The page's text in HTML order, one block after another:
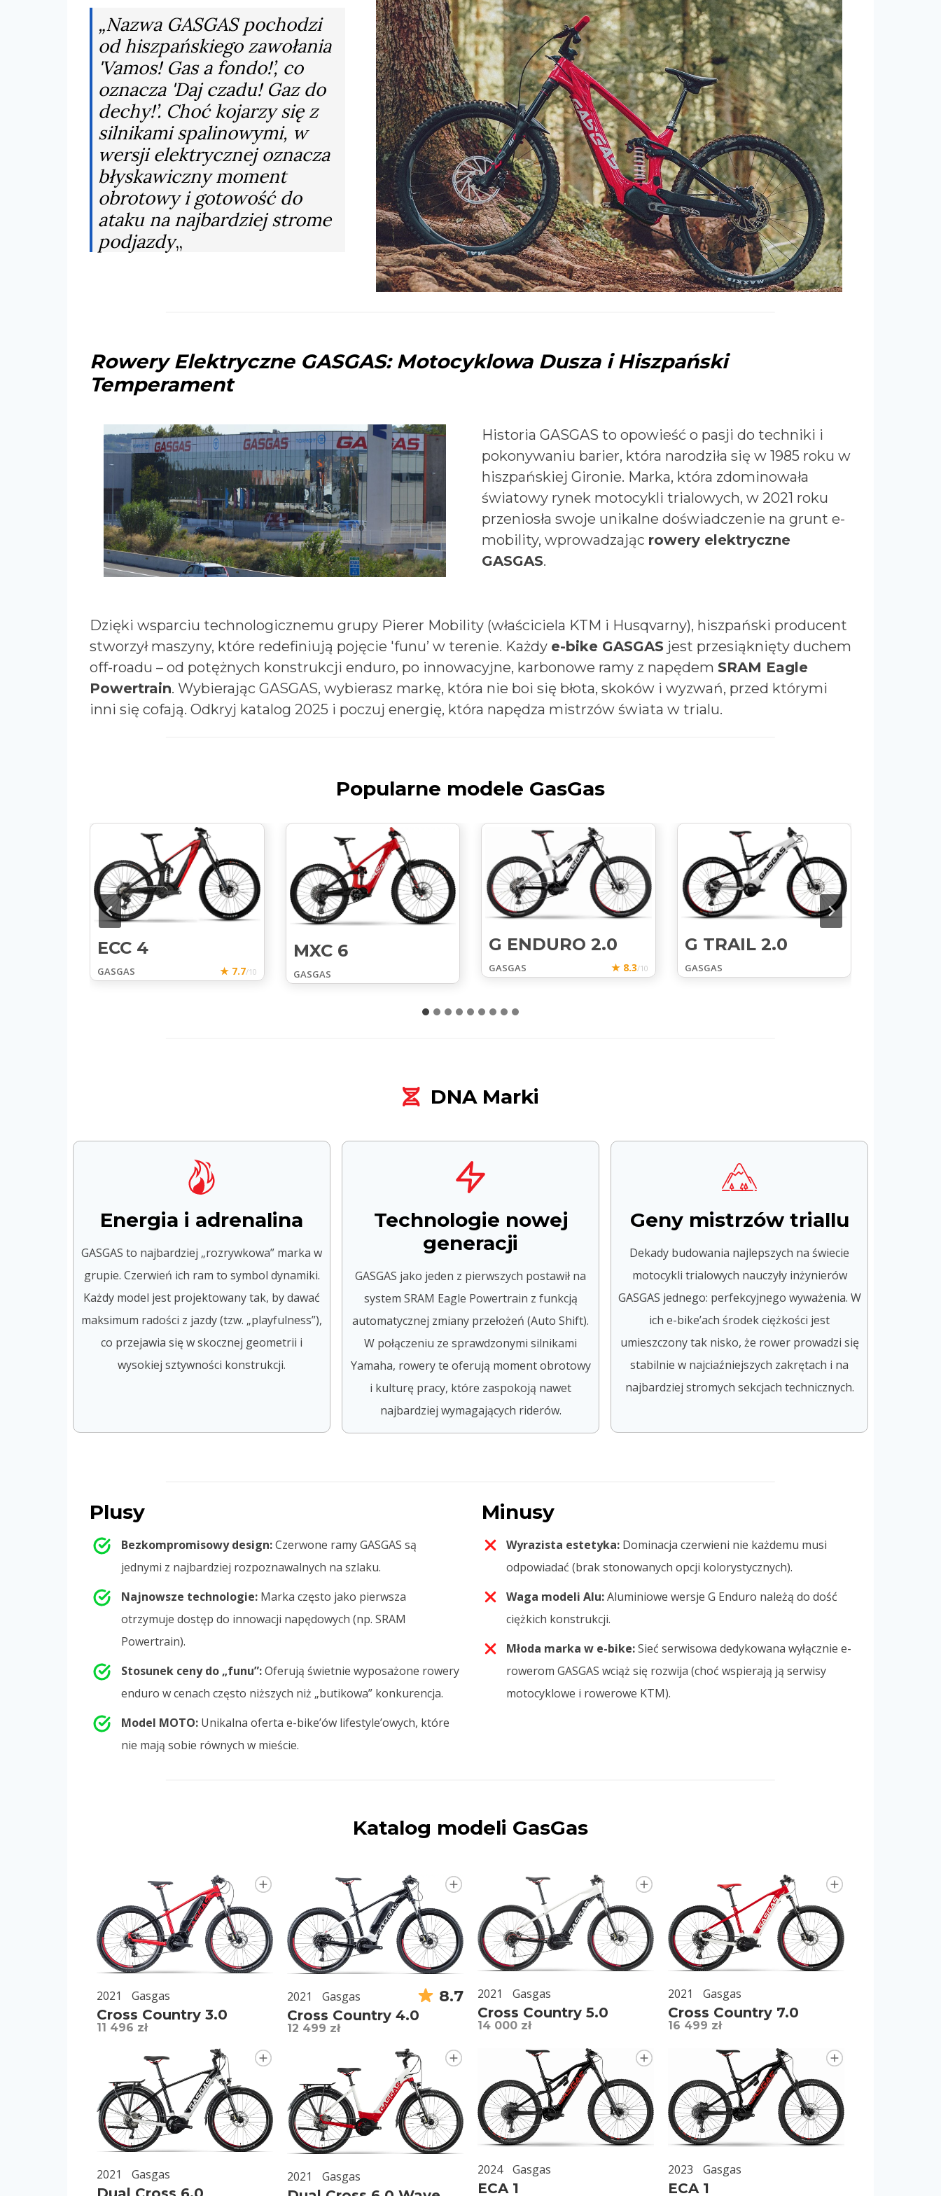
„Nazwa GASGAS pochodzi
od hiszpańskiego zawołania
'Vamos! Gas a fondo!’, co
oznacza 'Daj czadu! Gaz do
dechy!’. Choć kojarzy się z
silnikami spalinowymi, w
wersji elektrycznej oznacza
błyskawiczny moment
obrotowy i gotowość do
ataku na najbardziej strome
podjazdy„
Rowery Elektryczne GASGAS: Motocyklowa Dusza i Hiszpański
Temperament
Historia GASGAS to opowieść o pasji do techniki i
pokonywaniu barier, która narodziła się w 1985 roku w
hiszpańskiej Gironie. Marka, która zdominowała
światowy rynek motocykli trialowych, w 2021 roku
przeniosła swoje unikalne doświadczenie na grunt e-
mobility, wprowadzając rowery elektryczne
GASGAS.
Dzięki wsparciu technologicznemu grupy Pierer Mobility (właściciela KTM i Husqvarny), hiszpański producent
stworzył maszyny, które redefiniują pojęcie 'funu’ w terenie. Każdy e-bike GASGAS jest przesiąknięty duchem
off-roadu – od potężnych konstrukcji enduro, po innowacyjne, karbonowe ramy z napędem SRAM Eagle
Powertrain. Wybierając GASGAS, wybierasz markę, która nie boi się błota, skoków i wyzwań, przed którymi
inni się cofają. Odkryj katalog 2025 i poczuj energię, która napędza mistrzów świata w trialu.
Popularne modele GasGas
ECC 4
GASGAS ★ 7.7/10
MXC 6
GASGAS
G ENDURO 2.0
GASGAS ★ 8.3/10
G TRAIL 2.0
GASGAS
DNA Marki
Energia i adrenalina
GASGAS to najbardziej „rozrywkowa” marka w
grupie. Czerwień ich ram to symbol dynamiki.
Każdy model jest projektowany tak, by dawać
maksimum radości z jazdy (tzw. „playfulness”),
co przejawia się w skocznej geometrii i
wysokiej sztywności konstrukcji.
Technologie nowej
generacji
GASGAS jako jeden z pierwszych postawił na
system SRAM Eagle Powertrain z funkcją
automatycznej zmiany przełożeń (Auto Shift).
W połączeniu ze sprawdzonymi silnikami
Yamaha, rowery te oferują moment obrotowy
i kulturę pracy, które zaspokoją nawet
najbardziej wymagających riderów.
Geny mistrzów triallu
Dekady budowania najlepszych na świecie
motocykli trialowych nauczyły inżynierów
GASGAS jednego: perfekcyjnego wyważenia. W
ich e-bike’ach środek ciężkości jest
umieszczony tak nisko, że rower prowadzi się
stabilnie w najciaźniejszych zakrętach i na
najbardziej stromych sekcjach technicznych.
Plusy
Bezkompromisowy design:Czerwone ramy GASGAS są
jednymi z najbardziej rozpoznawalnych na szlaku.
Najnowsze technologie: Marka często jako pierwsza
otrzymuje dostęp do innowacji napędowych (np. SRAM
Powertrain).
Stosunek ceny do „funu”:Oferują świetnie wyposażone rowery
enduro w cenach często niższych niż „butikowa” konkurencja.
Model MOTO: Unikalna oferta e-bike’ów lifestyle’owych, które
nie mają sobie równych w mieście.
Minusy
Wyrazista estetyka: Dominacja czerwieni nie każdemu musi
odpowiadać (brak stonowanych opcji kolorystycznych).
Waga modeli Alu:Aluminiowe wersje G Enduro należą do dość
ciężkich konstrukcji.
Młoda marka w e-bike:Sieć serwisowa dedykowana wyłącznie e-
rowerom GASGAS wciąż się rozwija (choć wspierają ją serwisy
motocyklowe i rowerowe KTM).
Katalog modeli GasGas
2021 Gasgas
Cross Country 3.0
11 496 zł
2021 Gasgas 8.7
Cross Country 4.0
12 499 zł
2021 Gasgas
Cross Country 5.0
14 000 zł
2021 Gasgas
Cross Country 7.0
16 499 zł
2021 Gasgas 2021 Gasgas 2024 Gasgas
ECA 1
2023 Gasgas
ECA 1